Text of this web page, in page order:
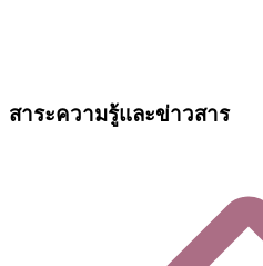
สาระความรู้และข่าวสาร